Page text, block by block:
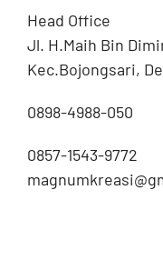
Head Office
Jl. H.Maih Bin
Kec.Bojongsari,
0898-4988-050
0857-1543-9772